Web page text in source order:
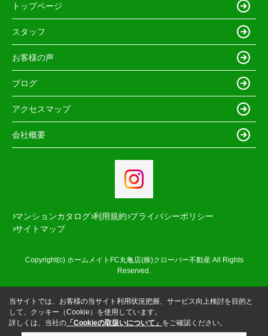
トップページ
スタッフ
お客様の声
ブログ
アクセスマップ
会社概要
マンションカタログ 利用規約 プライバシーポリシー
サイトマップ
Copyright(c) ホームメイトFC丸亀店(株)クローバー不動産 All Rights
Reserved.
当サイトでは、お客様の当サイト利用状況把握、サービス向上検討を目的と
して、クッキー（Cookie）を使用しています。
詳しくは、当社の 「Cookieの取扱いについて」 をご確認ください。